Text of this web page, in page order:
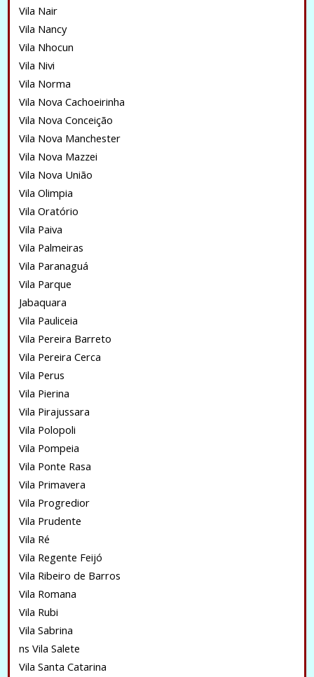
Vila Nair
Vila Nancy
Vila Nhocun
Vila Nivi
Vila Norma
Vila Nova Cachoeirinha
Vila Nova Conceição
Vila Nova Manchester
Vila Nova Mazzei
Vila Nova União
Vila Olimpia
Vila Oratório
Vila Paiva
Vila Palmeiras
Vila Paranaguá
Vila Parque
Jabaquara
Vila Pauliceia
Vila Pereira Barreto
Vila Pereira Cerca
Vila Perus
Vila Pierina
Vila Pirajussara
Vila Polopoli
Vila Pompeia
Vila Ponte Rasa
Vila Primavera
Vila Progredior
Vila Prudente
Vila Ré
Vila Regente Feijó
Vila Ribeiro de Barros
Vila Romana
Vila Rubi
Vila Sabrina
ns Vila Salete
Vila Santa Catarina